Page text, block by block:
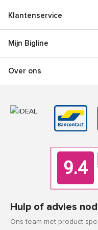
Klantenservice
Mijn Bigline
Over ons
Hulp of advies
Ons team met product